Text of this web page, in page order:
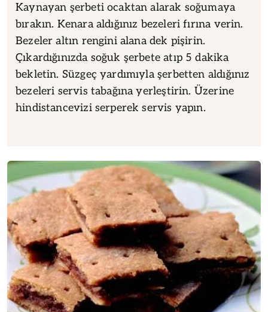
Kaynayan şerbeti ocaktan alarak soğumaya
bırakın. Kenara aldığınız bezeleri fırına verin.
Bezeler altın rengini alana dek pişirin.
Çıkardığınızda soğuk şerbete atıp 5 dakika
bekletin. Süzgeç yardımıyla şerbetten aldığınız
bezeleri servis tabağına yerleştirin. Üzerine
hindistancevizi serperek servis yapın.